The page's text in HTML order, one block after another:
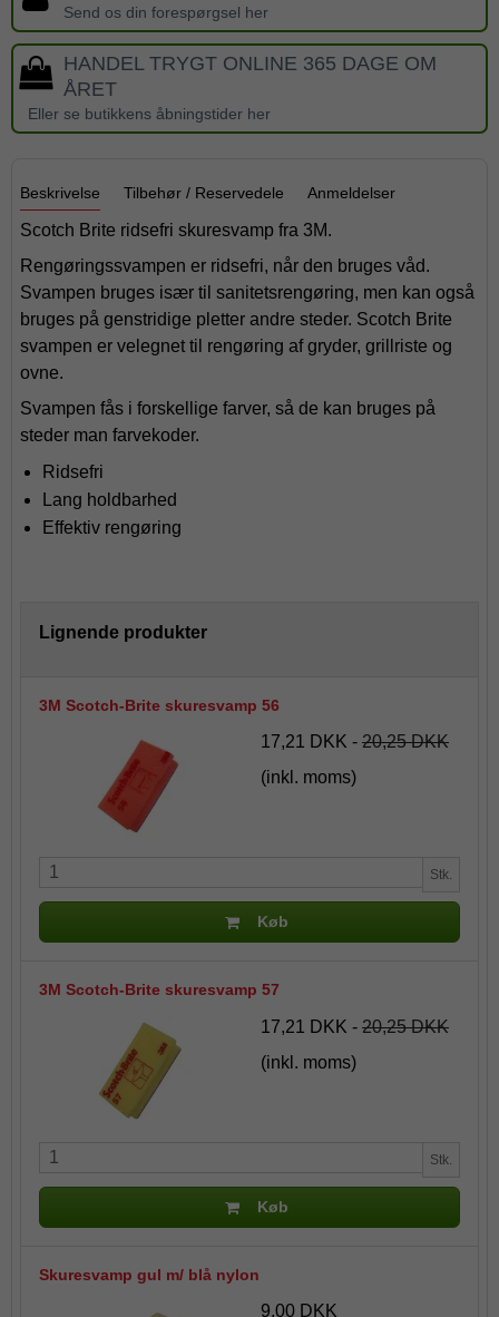
Send os din forespørgsel her
HANDEL TRYGT ONLINE 365 DAGE OM
ÅRET
Eller se butikkens åbningstider her
Beskrivelse Tilbehør / Reservedele Anmeldelser
Scotch Brite ridsefri skuresvamp fra 3M.
Rengøringssvampen er ridsefri, når den bruges våd.
Svampen bruges især til sanitetsrengøring, men kan også
bruges på genstridige pletter andre steder. Scotch Brite
svampen er velegnet til rengøring af gryder, grillriste og
ovne.
Svampen fås i forskellige farver, så de kan bruges på
steder man farvekoder.
Ridsefri
Lang holdbarhed
Effektiv rengøring
Lignende produkter
3M Scotch-Brite skuresvamp 56
17,21 DKK - 20,25 DKK
(inkl. moms)
Stk.
Køb
3M Scotch-Brite skuresvamp 57
17,21 DKK - 20,25 DKK
(inkl. moms)
Stk.
Køb
Skuresvamp gul m/ blå nylon
9,00 DKK